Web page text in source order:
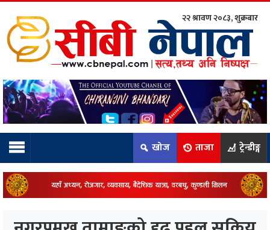
टिम:
२२ श्रावण २०८३, शुक्रबार
खोज ताजा ट्रेन्डीङ्ग